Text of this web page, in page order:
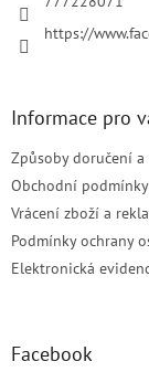
https://
Informace pro
Způsoby doručení
Obchodní podmínky
Vrácení zboží a
Podmínky ochrany
Elektronická
Facebook